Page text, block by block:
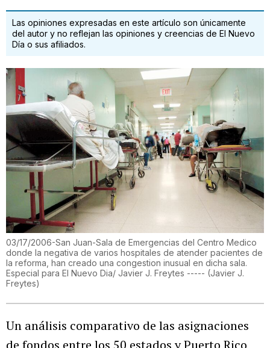
Las opiniones expresadas en este artículo son únicamente
del autor y no reflejan las opiniones y creencias de El Nuevo
Día o sus afiliados.
03/17/2006-San Juan-Sala de Emergencias del Centro Medico
donde la negativa de varios hospitales de atender pacientes de
la reforma, han creado una congestion inusual en dicha sala.
Especial para El Nuevo Dia/ Javier J. Freytes ----- (Javier J.
Freytes)
Un análisis comparativo de las asignaciones
de fondos entre los 50 estados y Puerto Rico